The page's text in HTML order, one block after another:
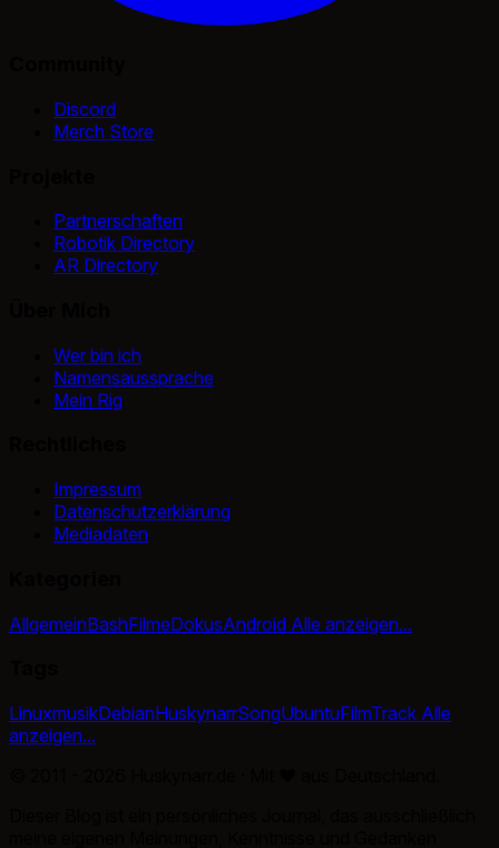
Discord
Merch Store
Partnerschaften
Robotik Directory
AR Directory
Wer bin ich
Namensaussprache
Mein Rig
Impressum
Datenschutzerklärung
Mediadaten
AllgemeinBashFilmeDokusAndroid Alle anzeigen...
LinuxmusikDebianHuskynarrSongUbuntuFilmTrack Alle
anzeigen...